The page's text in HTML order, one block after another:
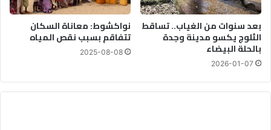
بعد سنوات من الغياب.. تساقط
الثلوج يكسو مدينة وجدة
بالحلة البيضاء
2026-01-07
نواكشوط: معاناة السكان
تتفاقم بسبب نقص المياه
2025-08-08